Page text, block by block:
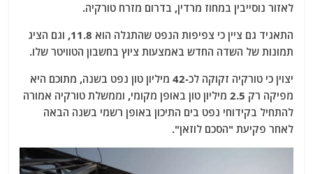
לאזור נוסייבין במחוז מרדין, בדרום מזרח טורקיה.
התאגיד גם ציין כי צפיפות הנפט שהתגלה הוא 11.8, וגם הציג
תמונות של השדה החדש באמצעות ציוץ בחשבון הטוויטר שלו.
יצוין כי טורקיה זקוקה לכ-42 מיליון טון נפט בשנה, מתוכם היא
מפיקה רק 2.5 מיליון טון באופן מקומי, וממשלת טורקיה אמורה
להתחיל בקידוחי נפט בים התיכון באופן רשמי בשנה הבאה
לאחר פקיעת "הסכם לוזאן".